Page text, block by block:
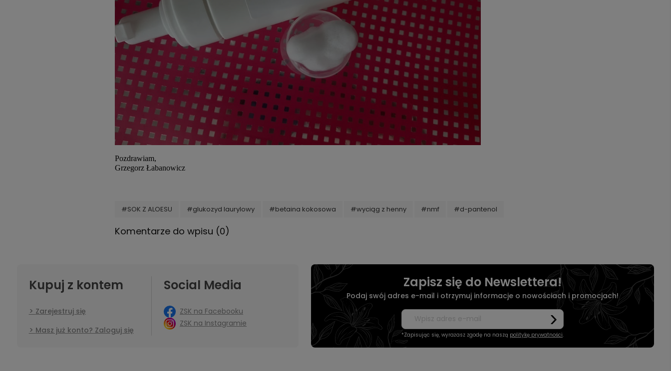
Pozdrawiam,
Grzegorz Łabanowicz
#SOK Z ALOESU #glukozyd laurylowy #betaina kokosowa #wyciąg z henny #nmf #d-pantenol
Komentarze do wpisu (0)
Kupuj z kontem
Zarejestruj się
Masz już konto? Zaloguj się
Social Media
ZSK na Facebooku
ZSK na Instagramie
Zapisz się do Newslettera!
Podaj swój adres e-mail i otrzymuj informacje o nowościach i promocjach!
*Zapisując się, wyrażasz zgodę na naszą politykę prywatności.